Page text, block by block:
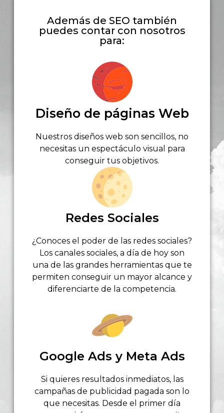
Además de SEO también
puedes contar con nosotros
para:
Diseño de páginas Web
Nuestros diseños web son sencillos, no
necesitas un espectáculo visual para
conseguir tus objetivos.
Redes Sociales
¿Conoces el poder de las redes sociales?
Los canales sociales, a día de hoy son
una de las grandes herramientas que te
permiten conseguir un mayor alcance y
diferenciarte de la competencia.
Google Ads y Meta Ads
Si quieres resultados inmediatos, las
campañas de publicidad pagada son lo
que necesitas. Desde el primer día